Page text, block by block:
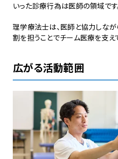
いった診療行為は医師の領域です
理学療法士は、医師と協力しなが
割を担うことでチーム医療を支え
広がる活動範囲